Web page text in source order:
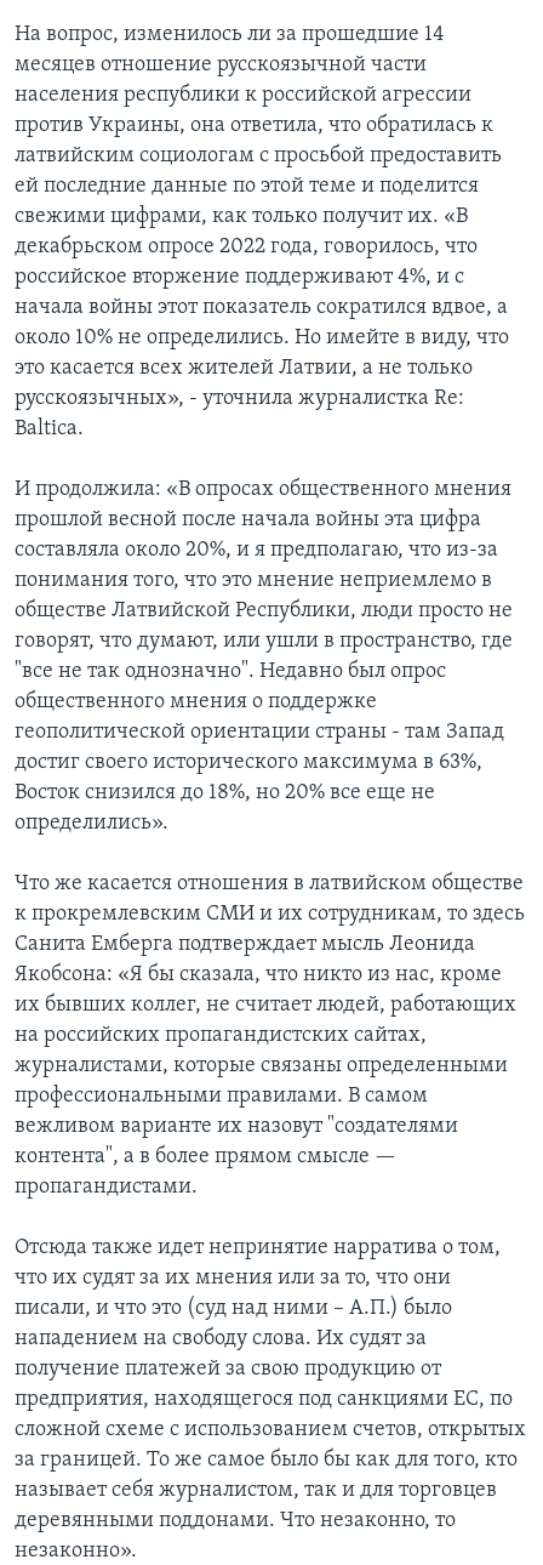
На вопрос, изменилось ли за прошедшие 14
месяцев отношение русскоязычной части
населения республики к российской агрессии
против Украины, она ответила, что обратилась к
латвийским социологам с просьбой предоставить
ей последние данные по этой теме и поделится
свежими цифрами, как только получит их. «В
декабрьском опросе 2022 года, говорилось, что
российское вторжение поддерживают 4%, и с
начала войны этот показатель сократился вдвое, а
около 10% не определились. Но имейте в виду, что
это касается всех жителей Латвии, а не только
русскоязычных», - уточнила журналистка Re:
Baltica.
И продолжила: «В опросах общественного мнения
прошлой весной после начала войны эта цифра
составляла около 20%, и я предполагаю, что из-за
понимания того, что это мнение неприемлемо в
обществе Латвийской Республики, люди просто не
говорят, что думают, или ушли в пространство, где
"все не так однозначно". Недавно был опрос
общественного мнения о поддержке
геополитической ориентации страны - там Запад
достиг своего исторического максимума в 63%,
Восток снизился до 18%, но 20% все еще не
определились».
Что же касается отношения в латвийском обществе
к прокремлевским СМИ и их сотрудникам, то здесь
Санита Емберга подтверждает мысль Леонида
Якобсона: «Я бы сказала, что никто из нас, кроме
их бывших коллег, не считает людей, работающих
на российских пропагандистских сайтах,
журналистами, которые связаны определенными
профессиональными правилами. В самом
вежливом варианте их назовут "создателями
контента", а в более прямом смысле —
пропагандистами.
Отсюда также идет непринятие нарратива о том,
что их судят за их мнения или за то, что они
писали, и что это (суд над ними – А.П.) было
нападением на свободу слова. Их судят за
получение платежей за свою продукцию от
предприятия, находящегося под санкциями ЕС, по
сложной схеме с использованием счетов, открытых
за границей. То же самое было бы как для того, кто
называет себя журналистом, так и для торговцев
деревянными поддонами. Что незаконно, то
незаконно».